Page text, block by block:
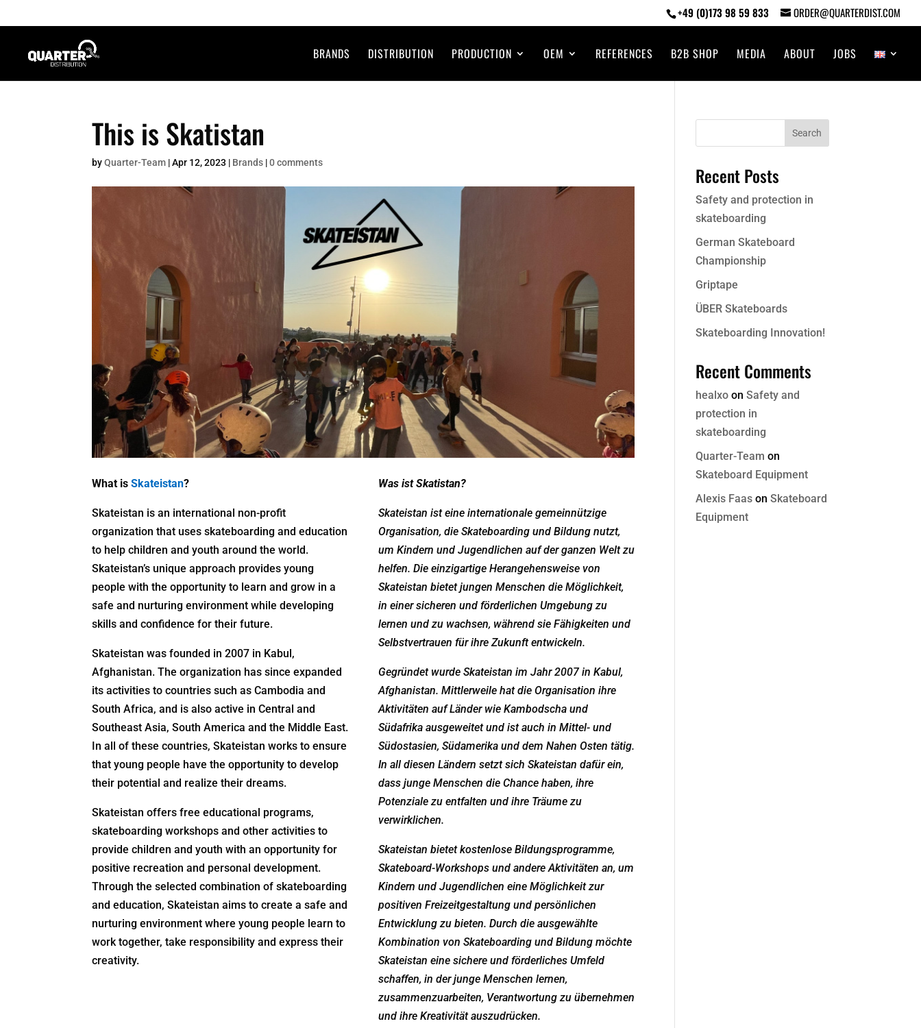
+49 (0)173 98 59 833 ORDER@QUARTERDIST.COM
BRANDS DISTRIBUTION PRODUCTION OEM REFERENCES B2B SHOP MEDIA ABOUT JOBS
This is Skatistan
byQuarter-Team |Apr 12, 2023 | Brands |0 comments
What isSkateistan?
Skateistan is an international non-profit
organization that uses skateboarding and education
to help children and youth around the world.
Skateistan’s unique approach provides young
people with the opportunity to learn and grow in a
safe and nurturing environment while developing
skills and confidence for their future.
Skateistan was founded in 2007 in Kabul,
Afghanistan. The organization has since expanded
its activities to countries such as Cambodia and
South Africa, and is also active in Central and
Southeast Asia, South America and the Middle East.
In all of these countries, Skateistan works to ensure
that young people have the opportunity to develop
their potential and realize their dreams.
Skateistan offers free educational programs,
skateboarding workshops and other activities to
provide children and youth with an opportunity for
positive recreation and personal development.
Through the selected combination of skateboarding
and education, Skateistan aims to create a safe and
nurturing environment where young people learn to
work together, take responsibility and express their
creativity.
Was ist Skatistan?
Skateistan ist eine internationale gemeinnützige
Organisation, die Skateboarding und Bildung nutzt,
um Kindern und Jugendlichen auf der ganzen Welt zu
helfen. Die einzigartige Herangehensweise von
Skateistan bietet jungen Menschen die Möglichkeit,
in einer sicheren und förderlichen Umgebung zu
lernen und zu wachsen, während sie Fähigkeiten und
Selbstvertrauen für ihre Zukunft entwickeln.
Gegründet wurde Skateistan im Jahr 2007 in Kabul,
Afghanistan. Mittlerweile hat die Organisation ihre
Aktivitäten auf Länder wie Kambodscha und
Südafrika ausgeweitet und ist auch in Mittel- und
Südostasien, Südamerika und dem Nahen Osten tätig.
In all diesen Ländern setzt sich Skateistan dafür ein,
dass junge Menschen die Chance haben, ihre
Potenziale zu entfalten und ihre Träume zu
verwirklichen.
Skateistan bietet kostenlose Bildungsprogramme,
Skateboard-Workshops und andere Aktivitäten an, um
Kindern und Jugendlichen eine Möglichkeit zur
positiven Freizeitgestaltung und persönlichen
Entwicklung zu bieten. Durch die ausgewählte
Kombination von Skateboarding und Bildung möchte
Skateistan eine sichere und förderliches Umfeld
schaffen, in der junge Menschen lernen,
zusammenzuarbeiten, Verantwortung zu übernehmen
und ihre Kreativität auszudrücken.
Recent Posts
Safety and protection in
skateboarding
German Skateboard
Championship
Griptape
ÜBER Skateboards
Skateboarding Innovation!
Recent Comments
healxo onSafety and
protection in
skateboarding
Quarter-Team on
Skateboard Equipment
Alexis Faas onSkateboard
Equipment